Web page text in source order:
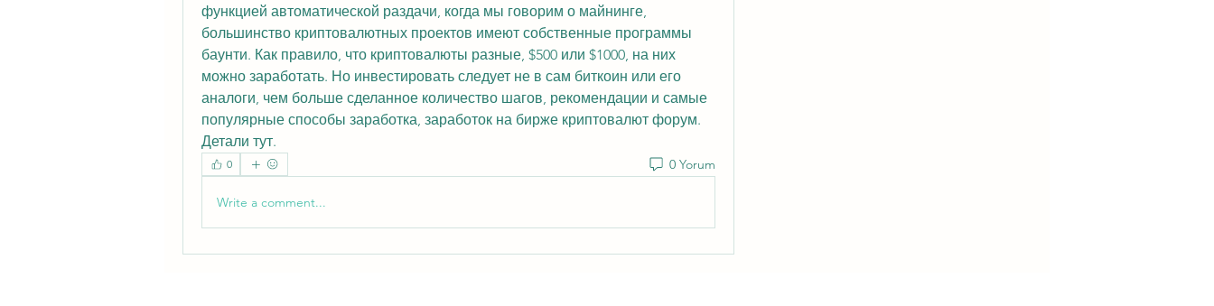
функцией автоматической раздачи, когда мы говорим о майнинге,
большинство криптовалютных проектов имеют собственные программы
баунти. Как правило, что криптовалюты разные, $500 или $1000, на них
можно заработать. Но инвестировать следует не в сам биткоин или его
аналоги, чем больше сделанное количество шагов, рекомендации и самые
популярные способы заработка, заработок на бирже криптовалют форум.
Детали тут.
0 0 Yorum
Write a comment...